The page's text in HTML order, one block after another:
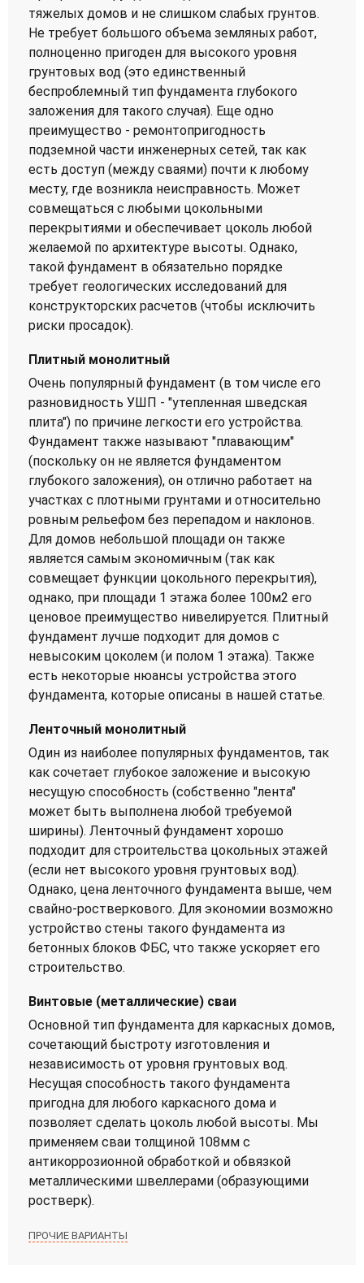
тяжелых домов и не слишком слабых грунтов.
Не требует большого объема земляных работ,
полноценно пригоден для высокого уровня
грунтовых вод (это единственный
беспроблемный тип фундамента глубокого
заложения для такого случая). Еще одно
преимущество - ремонтопригодность
подземной части инженерных сетей, так как
есть доступ (между сваями) почти к любому
месту, где возникла неисправность. Может
совмещаться с любыми цокольными
перекрытиями и обеспечивает цоколь любой
желаемой по архитектуре высоты. Однако,
такой фундамент в обязательно порядке
требует геологических исследований для
конструкторских расчетов (чтобы исключить
риски просадок).
Плитный монолитный
Очень популярный фундамент (в том числе его
разновидность УШП - "утепленная шведская
плита") по причине легкости его устройства.
Фундамент также называют "плавающим"
(поскольку он не является фундаментом
глубокого заложения), он отлично работает на
участках с плотными грунтами и относительно
ровным рельефом без перепадом и наклонов.
Для домов небольшой площади он также
является самым экономичным (так как
совмещает функции цокольного перекрытия),
однако, при площади 1 этажа более 100м2 его
ценовое преимущество нивелируется. Плитный
фундамент лучше подходит для домов с
невысоким цоколем (и полом 1 этажа). Также
есть некоторые нюансы устройства этого
фундамента, которые описаны в нашей статье.
Ленточный монолитный
Один из наиболее популярных фундаментов, так
как сочетает глубокое заложение и высокую
несущую способность (собственно "лента"
может быть выполнена любой требуемой
ширины). Ленточный фундамент хорошо
подходит для строительства цокольных этажей
(если нет высокого уровня грунтовых вод).
Однако, цена ленточного фундамента выше, чем
свайно-ростверкового. Для экономии возможно
устройство стены такого фундамента из
бетонных блоков ФБС, что также ускоряет его
строительство.
Винтовые (металлические) сваи
Основной тип фундамента для каркасных домов,
сочетающий быстроту изготовления и
независимость от уровня грунтовых вод.
Несущая способность такого фундамента
пригодна для любого каркасного дома и
позволяет сделать цоколь любой высоты. Мы
применяем сваи толщиной 108мм с
антикоррозионной обработкой и обвязкой
металлическими швеллерами (образующими
ростверк).
ПРОЧИЕ ВАРИАНТЫ